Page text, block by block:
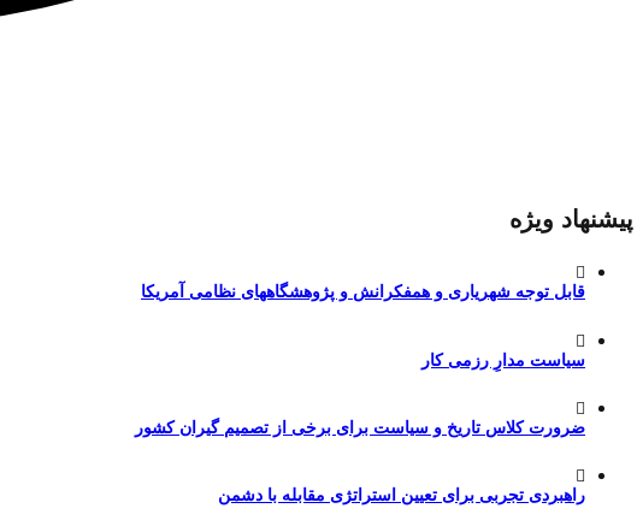
پیشنهاد ویژه
قابل توجه شهریاری و همفکرانش و پژوهشگاههای نظامی آمریکا
سیاست مدارِ رزمی کار
ضرورت کلاس تاریخ و سیاست برای برخی از تصمیم گیران کشور
راهبردی تجربی برای تعیین استراتژی مقابله با دشمن